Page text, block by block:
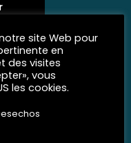
site Web pour
en
des visites
vous
les cookies.